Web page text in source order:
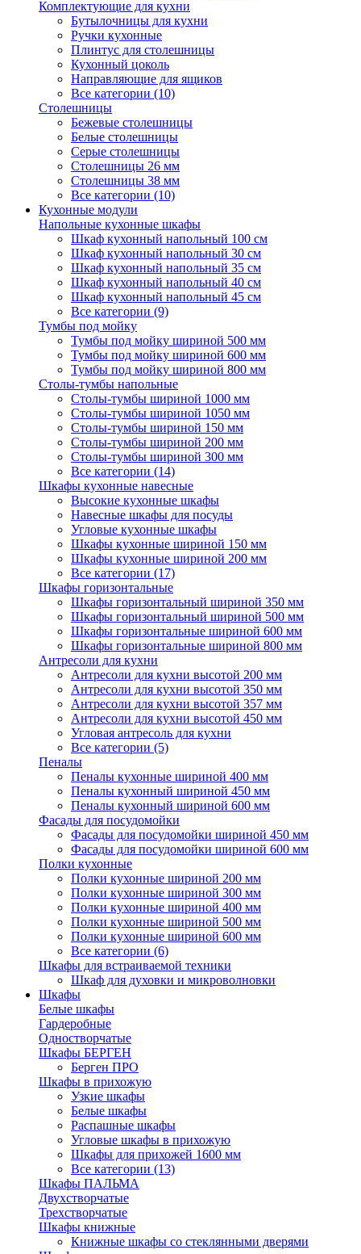
Комплектующие для кухни
Бутылочницы для кухни
Ручки кухонные
Плинтус для столешницы
Кухонный цоколь
Направляющие для ящиков
Все категории (10)
Столешницы
Бежевые столешницы
Белые столешницы
Серые столешницы
Столешницы 26 мм
Столешницы 38 мм
Все категории (10)
Кухонные модули
Напольные кухонные шкафы
Шкаф кухонный напольный 100 см
Шкаф кухонный напольный 30 см
Шкаф кухонный напольный 35 см
Шкаф кухонный напольный 40 см
Шкаф кухонный напольный 45 см
Все категории (9)
Тумбы под мойку
Тумбы под мойку шириной 500 мм
Тумбы под мойку шириной 600 мм
Тумбы под мойку шириной 800 мм
Столы-тумбы напольные
Столы-тумбы шириной 1000 мм
Столы-тумбы шириной 1050 мм
Столы-тумбы шириной 150 мм
Столы-тумбы шириной 200 мм
Столы-тумбы шириной 300 мм
Все категории (14)
Шкафы кухонные навесные
Высокие кухонные шкафы
Навесные шкафы для посуды
Угловые кухонные шкафы
Шкафы кухонные шириной 150 мм
Шкафы кухонные шириной 200 мм
Все категории (17)
Шкафы горизонтальные
Шкафы горизонтальный шириной 350 мм
Шкафы горизонтальный шириной 500 мм
Шкафы горизонтальные шириной 600 мм
Шкафы горизонтальные шириной 800 мм
Антресоли для кухни
Антресоли для кухни высотой 200 мм
Антресоли для кухни высотой 350 мм
Антресоли для кухни высотой 357 мм
Антресоли для кухни высотой 450 мм
Угловая антресоль для кухни
Все категории (5)
Пеналы
Пеналы кухонные шириной 400 мм
Пеналы кухонный шириной 450 мм
Пеналы кухонный шириной 600 мм
Фасады для посудомойки
Фасады для посудомойки шириной 450 мм
Фасады для посудомойки шириной 600 мм
Полки кухонные
Полки кухонные шириной 200 мм
Полки кухонные шириной 300 мм
Полки кухонные шириной 400 мм
Полки кухонные шириной 500 мм
Полки кухонные шириной 600 мм
Все категории (6)
Шкафы для встраиваемой техники
Шкаф для духовки и микроволновки
Шкафы
Белые шкафы
Гардеробные
Одностворчатые
Шкафы БЕРГЕН
Берген ПРО
Шкафы в прихожую
Узкие шкафы
Белые шкафы
Распашные шкафы
Угловые шкафы в прихожую
Шкафы для прихожей 1600 мм
Все категории (13)
Шкафы ПАЛЬМА
Двухстворчатые
Трехстворчатые
Шкафы книжные
Книжные шкафы со стеклянными дверями